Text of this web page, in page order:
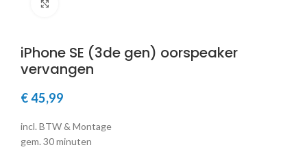
iPhone SE (3de gen) oorspeaker
vervangen
€45,99
incl. BTW & Montage
gem. 30 minuten